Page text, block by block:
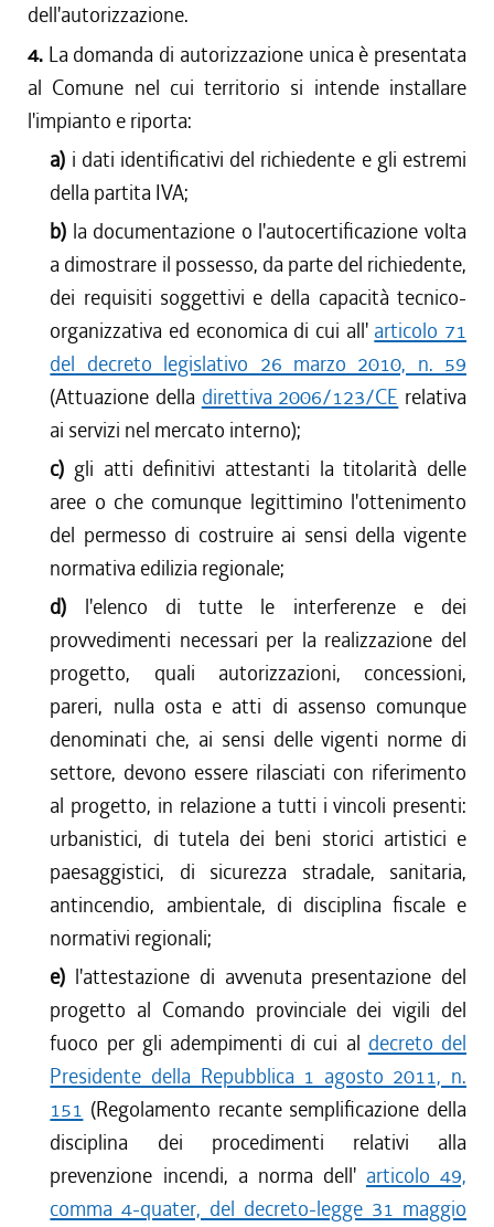
dell'autorizzazione.
4. La domanda di autorizzazione unica è presentata
al Comune nel cui territorio si intende installare
l'impianto e riporta:
a) i dati identificativi del richiedente e gli estremi
della partita IVA;
b) la documentazione o l'autocertificazione volta
a dimostrare il possesso, da parte del richiedente,
dei requisiti soggettivi e della capacità tecnico-
organizzativa ed economica di cui all' articolo 71
del decreto legislativo 26 marzo 2010, n. 59
(Attuazione della direttiva 2006/123/CE relativa
ai servizi nel mercato interno);
c) gli atti definitivi attestanti la titolarità delle
aree o che comunque legittimino l'ottenimento
del permesso di costruire ai sensi della vigente
normativa edilizia regionale;
d) l'elenco di tutte le interferenze e dei
provvedimenti necessari per la realizzazione del
progetto, quali autorizzazioni, concessioni,
pareri, nulla osta e atti di assenso comunque
denominati che, ai sensi delle vigenti norme di
settore, devono essere rilasciati con riferimento
al progetto, in relazione a tutti i vincoli presenti:
urbanistici, di tutela dei beni storici artistici e
paesaggistici, di sicurezza stradale, sanitaria,
antincendio, ambientale, di disciplina fiscale e
normativi regionali;
e) l'attestazione di avvenuta presentazione del
progetto al Comando provinciale dei vigili del
fuoco per gli adempimenti di cui al decreto del
Presidente della Repubblica 1 agosto 2011, n.
151 (Regolamento recante semplificazione della
disciplina dei procedimenti relativi alla
prevenzione incendi, a norma dell' articolo 49,
comma 4-quater, del decreto-legge 31 maggio